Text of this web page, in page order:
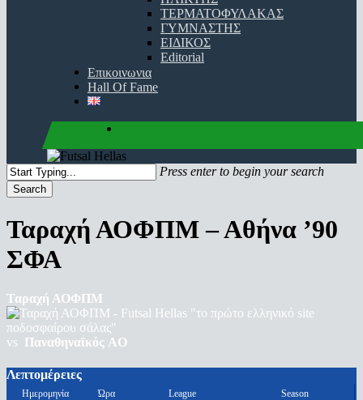
ΤΕΡΜΑΤΟΦΥΛΑΚΑΣ
ΓΥΜΝΑΣΤΗΣ
ΕΙΔΙΚΟΣ
Editorial
Επικοινωνια
Hall Of Fame
Press enter to begin your search
Search
Search
Ταραχή ΑΟΦΠΜ – Αθήνα ’90
ΣΦΑ
Ταραχή ΑΟΦΠΜ
vs Παναθηναϊκός AO
Λεπτομέρειες
Ημερομηνία Ώρα League Season